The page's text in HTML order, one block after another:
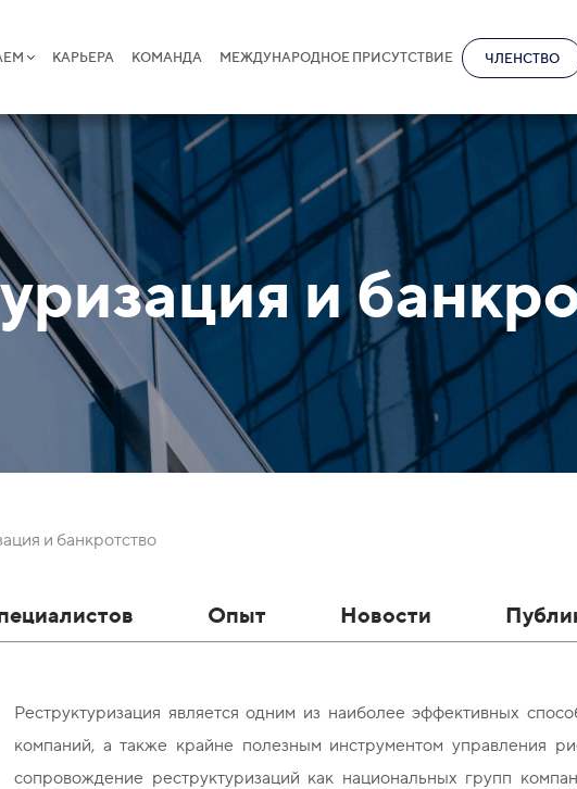
КАРЬЕРА КОМАНДА МЕЖДУНАРОДНОЕ ПРИСУТСТВИЕ ЧЛЕНСТВО
и
и банкротство
Опыт Новости
Реструктуризация является одним из наиболее эффективных
компаний, а также крайне полезным инструментом управления
сопровождение реструктуризаций как национальных групп